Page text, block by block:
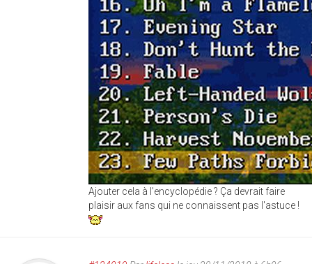
Ajouter cela à l'encyclopédie ? Ça devrait faire
plaisir aux fans qui ne connaissent pas l'astuce !